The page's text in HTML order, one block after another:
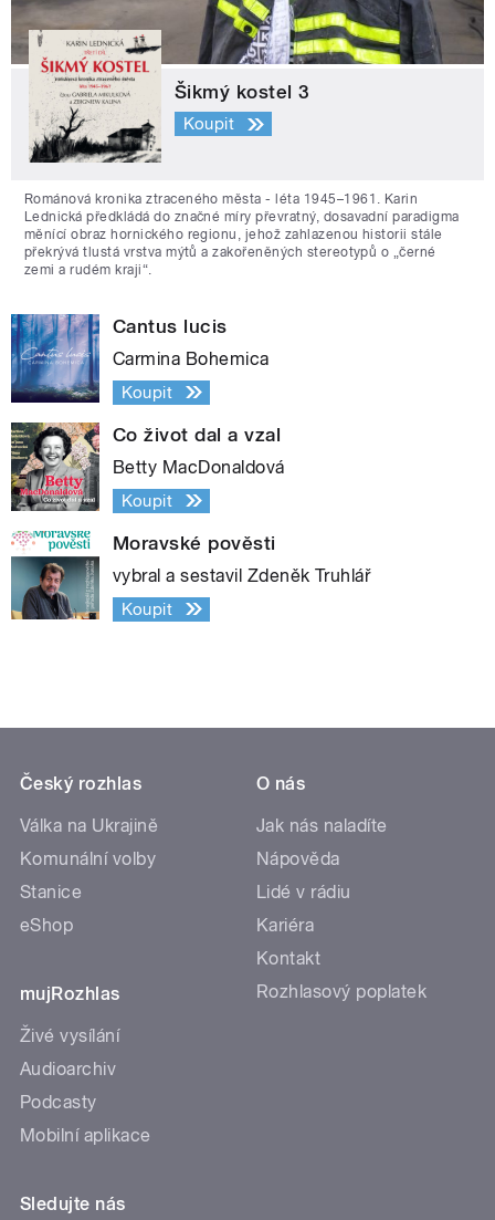
Šikmý kostel 3
Koupit
Románová kronika ztraceného města - léta 1945–1961. Karin
Lednická předkládá do značné míry převratný, dosavadní paradigma
měnící obraz hornického regionu, jehož zahlazenou historii stále
překrývá tlustá vrstva mýtů a zakořeněných stereotypů o „černé
zemi a rudém kraji“.
Cantus lucis
Carmina Bohemica
Koupit
Co život dal a vzal
Betty MacDonaldová
Koupit
Moravské pověsti
vybral a sestavil Zdeněk Truhlář
Koupit
Český rozhlas
Válka na Ukrajině
Komunální volby
Stanice
eShop
mujRozhlas
Živé vysílání
Audioarchiv
Podcasty
Mobilní aplikace
O nás
Jak nás naladíte
Nápověda
Lidé v rádiu
Kariéra
Kontakt
Rozhlasový poplatek
Sledujte nás